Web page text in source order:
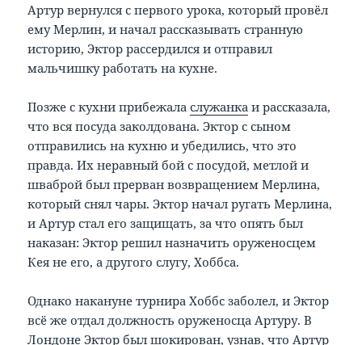
Артур вернулся с первого урока, который провёл
ему Мерлин, и начал рассказывать странную
историю, Эктор рассердился и отправил
мальчишку работать на кухне.
Позже с кухни прибежаласлужанка и рассказала,
что вся посуда заколдована. Эктор с сыном
отправились на кухню и убедились, что это
правда. Их неравный бой с посудой, метлой и
шваброй был прерван возвращением Мерлина,
который снял чары. Эктор начал ругать Мерлина,
и Артур стал его защищать, за что опять был
наказан: Эктор решил назначить оруженосцем
Кея не его, а другого слугу, Хоббса.
Однако накануне турнира Хоббс заболел, и Эктор
всё же отдал должность оруженосца Артуру. В
Лондоне Эктор был шокирован, узнав, что Артур